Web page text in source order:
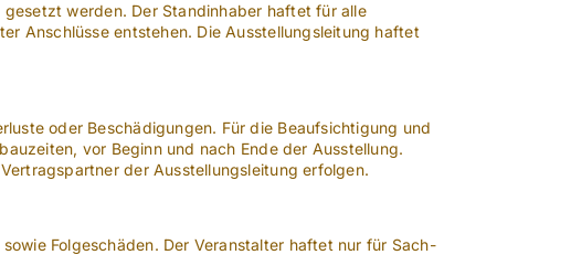
werden. Der Standinhaber haftet für alle
Anschlüsse entstehen. Die Ausstellungsleitung haftet
oder Beschädigungen. Für die Beaufsichtigung und
vor Beginn und nach Ende der Ausstellung.
der Ausstellungsleitung erfolgen.
Folgeschäden. Der Veranstalter haftet nur für Sach-